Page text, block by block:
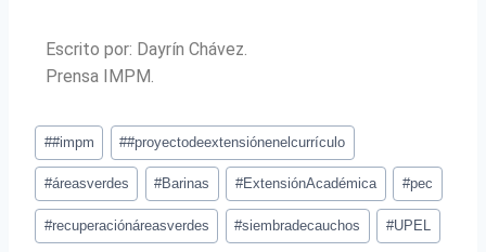
Escrito por: Dayrín Chávez.
Prensa IMPM.
##impm ##proyectodeextensiónenelcurrículo
#áreasverdes #Barinas #ExtensiónAcadémica #pec
#recuperaciónáreasverdes #siembradecauchos #UPEL